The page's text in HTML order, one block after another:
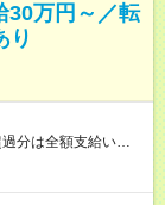
30万円～／転
り
分は全額支給いたし
月 みなし残業時
スタート！ ★頑張り